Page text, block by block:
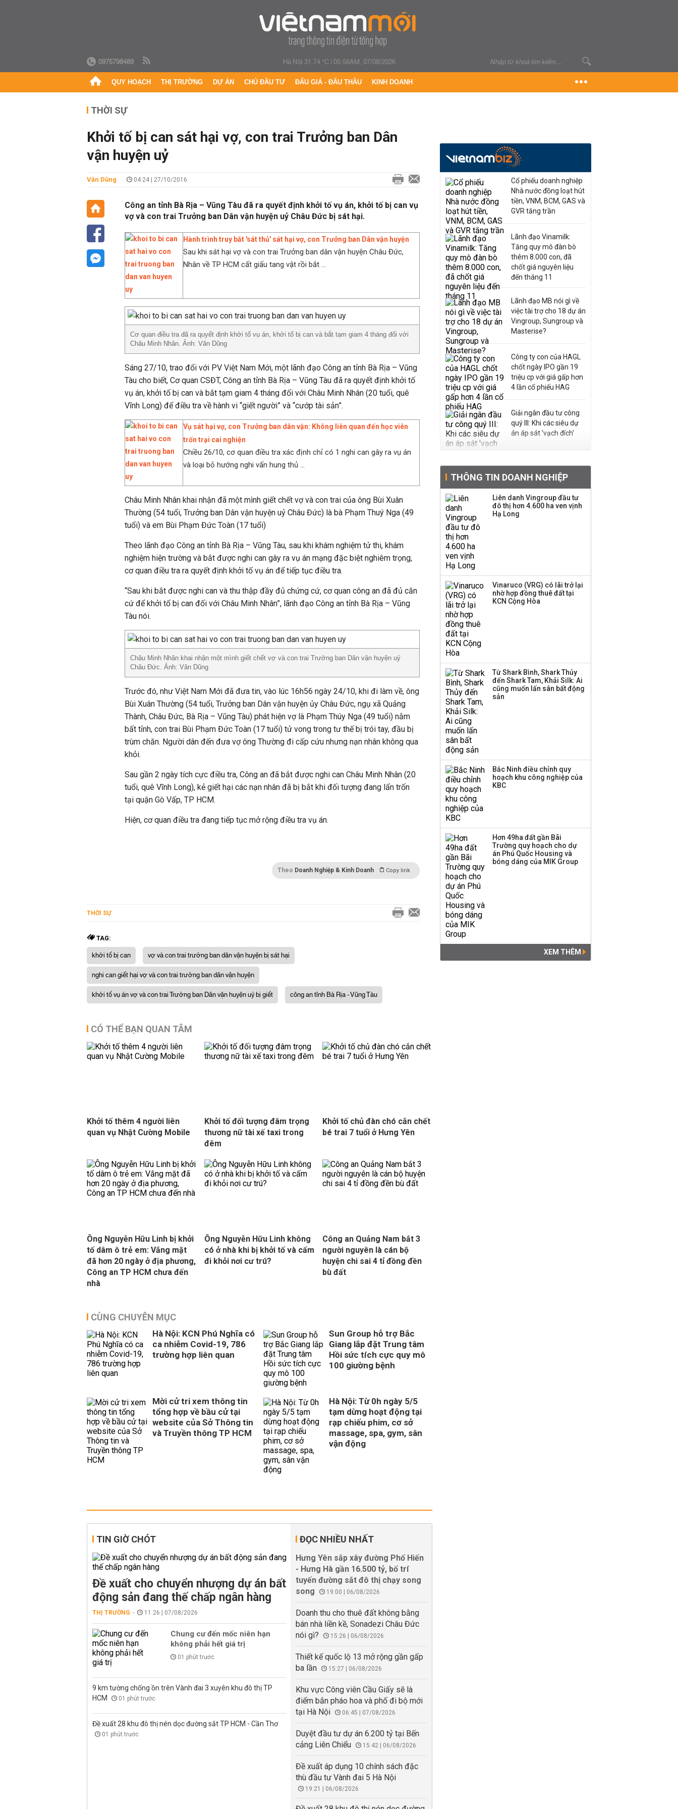
0975798489 Hà Nội 31.74 °C|05:56AM, 07/08/2026
QUY HOẠCH THỊ TRƯỜNG DỰ ÁN CHỦ ĐẦU TƯ ĐẤU GIÁ - ĐẤU THẦU KINH DOANH
THỜI SỰ
Khởi tố bị can sát hại vợ, con trai Trưởng ban Dân
vận huyện uỷ
Văn Dũng 04:24 | 27/10/2016
Công an tỉnh Bà Rịa – Vũng Tàu đã ra quyết định khởi tố vụ án, khởi tố bị can vụ
vợ và con trai Trưởng ban Dân vận huyện uỷ Châu Đức bị sát hại.
Hành trình truy bắt 'sát thủ' sát hại vợ, con Trưởng ban Dân vận huyện
Sau khi sát hại vợ và con trai Trưởng ban dân vận huyện Châu Đức,
Nhân về TP HCM cất giấu tang vật rồi bắt ...
Cơ quan điều tra đã ra quyết định khởi tố vụ án, khởi tố bị can và bắt tạm giam 4 tháng đối với
Châu Minh Nhân. Ảnh: Văn Dũng
Sáng 27/10, trao đổi với PV Việt Nam Mới, một lãnh đạo Công an tỉnh Bà Rịa – Vũng
Tàu cho biết, Cơ quan CSĐT, Công an tỉnh Bà Rịa – Vũng Tàu đã ra quyết định khởi tố
vụ án, khởi tố bị can và bắt tạm giam 4 tháng đối với Châu Minh Nhân (20 tuổi, quê
Vĩnh Long) để điều tra về hành vi “giết người” và “cướp tài sản”.
Vụ sát hại vợ, con Trưởng ban dân vận: Không liên quan đến học viên
trốn trại cai nghiện
Chiều 26/10, cơ quan điều tra xác định chỉ có 1 nghi can gây ra vụ án
và loại bỏ hướng nghi vấn hung thủ ...
Châu Minh Nhân khai nhận đã một mình giết chết vợ và con trai của ông Bùi Xuân
Thường (54 tuổi, Trưởng ban Dân vận huyện uỷ Châu Đức) là bà Phạm Thuý Nga (49
tuổi) và em Bùi Phạm Đức Toàn (17 tuổi)
Theo lãnh đạo Công an tỉnh Bà Rịa – Vũng Tàu, sau khi khám nghiệm tử thi, khám
nghiệm hiện trường và bắt được nghi can gây ra vụ án mạng đặc biệt nghiêm trọng,
cơ quan điều tra ra quyết định khởi tố vụ án để tiếp tục điều tra.
“Sau khi bắt được nghi can và thu thập đầy đủ chứng cứ, cơ quan công an đã đủ căn
cứ để khởi tố bị can đối với Châu Minh Nhân”, lãnh đạo Công an tỉnh Bà Rịa – Vũng
Tàu nói.
Châu Minh Nhân khai nhận một mình giết chết vợ và con trai Trưởng ban Dân vận huyện uỷ
Châu Đức. Ảnh: Văn Dũng
Trước đó, như Việt Nam Mới đã đưa tin, vào lúc 16h56 ngày 24/10, khi đi làm về, ông
Bùi Xuân Thường (54 tuổi, Trưởng ban Dân vận huyện ủy Châu Đức, ngụ xã Quảng
Thành, Châu Đức, Bà Rịa – Vũng Tàu) phát hiện vợ là Phạm Thúy Nga (49 tuổi) nằm
bất tỉnh, con trai Bùi Phạm Đức Toàn (17 tuổi) tử vong trong tư thế bị trói tay, đầu bị
trùm chăn. Người dân đến đưa vợ ông Thường đi cấp cứu nhưng nạn nhân không qua
khỏi.
Sau gần 2 ngày tích cực điều tra, Công an đã bắt được nghi can Châu Minh Nhân (20
tuổi, quê Vĩnh Long), kẻ giết hại các nạn nhân đã bị bắt khi đối tượng đang lẩn trốn
tại quận Gò Vấp, TP HCM.
Hiện, cơ quan điều tra đang tiếp tục mở rộng điều tra vụ án.
Theo Doanh Nghiệp & Kinh Doanh Copy link
THỜI SỰ
TAG:
khởi tố bị can
vợ và con trai trưởng ban dân vận huyện bị sát hại
nghi can giết hại vợ và con trai trưởng ban dân vận huyện
khởi tố vụ án vợ và con trai Trưởng ban Dân vận huyện uỷ bị giết
công an tỉnh Bà Rịa - Vũng Tàu
CÓ THỂ BẠN QUAN TÂM
Khởi tố thêm 4 người liên
quan vụ Nhật Cường Mobile
Khởi tố đối tượng đâm trọng
thương nữ tài xế taxi trong
đêm
Khởi tố chủ đàn chó cắn chết
bé trai 7 tuổi ở Hưng Yên
Ông Nguyễn Hữu Linh bị khởi
tố dâm ô trẻ em: Vắng mặt
đã hơn 20 ngày ở địa phương,
Công an TP HCM chưa đến
nhà
Ông Nguyễn Hữu Linh không
có ở nhà khi bị khởi tố và cấm
đi khỏi nơi cư trú?
Công an Quảng Nam bắt 3
người nguyên là cán bộ
huyện chi sai 4 tỉ đồng đền
bù đất
CÙNG CHUYÊN MỤC
Hà Nội: KCN Phú Nghĩa có
ca nhiễm Covid-19, 786
trường hợp liên quan
Sun Group hỗ trợ Bắc
Giang lắp đặt Trung tâm
Hồi sức tích cực quy mô
100 giường bệnh
Mời cử tri xem thông tin
tổng hợp về bầu cử tại
website của Sở Thông tin
và Truyền thông TP HCM
Hà Nội: Từ 0h ngày 5/5
tạm dừng hoạt động tại
rạp chiếu phim, cơ sở
massage, spa, gym, sân
vận động
TIN GIỜ CHÓT
Đề xuất cho chuyển nhượng dự án bất
động sản đang thế chấp ngân hàng
THỊ TRƯỜNG 11:26 | 07/08/2026
Chung cư đến mốc niên hạn
không phải hết giá trị
01 phút trước
9 km tường chống ồn trên Vành đai 3 xuyên khu đô thị TP
HCM
01 phút trước
Đề xuất 28 khu đô thị nén dọc đường sắt TP HCM - Cần Thơ
01 phút trước
ĐỌC NHIỀU NHẤT
Hưng Yên sắp xây đường Phố Hiến
- Hưng Hà gần 16.500 tỷ, bố trí
tuyến đường sắt đô thị chạy song
song
19:00 | 06/08/2026
Doanh thu cho thuê đất không bằng
bán nhà liền kề, Sonadezi Châu Đức
nói gì?
15:26 | 06/08/2026
Thiết kế quốc lộ 13 mở rộng gần gấp
ba lần
15:27 | 06/08/2026
Khu vực Công viên Cầu Giấy sẽ là
điểm bắn pháo hoa và phố đi bộ mới
tại Hà Nội
06:45 | 07/08/2026
Duyệt đầu tư dự án 6.200 tỷ tại Bến
cảng Liên Chiểu
15:42 | 06/08/2026
Đề xuất áp dụng 10 chính sách đặc
thù đầu tư Vành đai 5 Hà Nội
19:21 | 06/08/2026
Cổ phiếu doanh nghiệp
Nhà nước đồng loạt hút
tiền, VNM, BCM, GAS và
GVR tăng trần
Lãnh đạo Vinamilk:
Tăng quy mô đàn bò
thêm 8.000 con, đã
chốt giá nguyên liệu
đến tháng 11
Lãnh đạo MB nói gì về
việc tài trợ cho 18 dự án
Vingroup, Sungroup và
Masterise?
Công ty con của HAGL
chốt ngày IPO gần 19
triệu cp với giá gấp hơn
4 lần cổ phiếu HAG
Giải ngân đầu tư công
quý III: Khi các siêu dự
án áp sát 'vạch đích'
triển quỹ hưu trí: Từ tiết
kiệm gia đình thành
nguồn cấp vốn dài hạn
và kinh nghiệm từ
Malaysia
Iran xem xét cấm tàu
VPBankS xin từ nhiệm
THÔNG TIN DOANH NGHIỆP
Liên danh Vingroup đầu tư
đô thị hơn 4.600 ha ven vịnh
Hạ Long
Vinaruco (VRG) có lãi trở lại
nhờ hợp đồng thuê đất tại
KCN Cộng Hòa
Từ Shark Bình, Shark Thủy
đến Shark Tam, Khải Silk: Ai
cũng muốn lấn sân bất động
sản
Bắc Ninh điều chỉnh quy
hoạch khu công nghiệp của
KBC
Hơn 49ha đất gần Bãi
Trường quy hoạch cho dự
án Phú Quốc Housing và
bóng dáng của MIK Group
XEM THÊM